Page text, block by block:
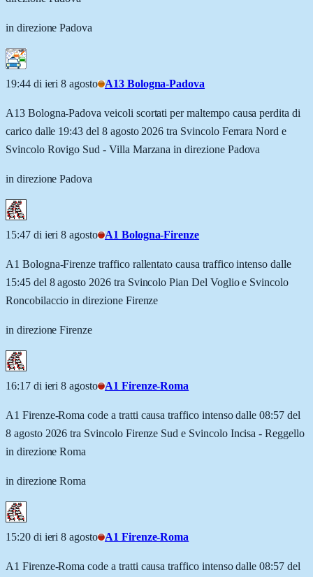
in direzione Padova
19:44 di ieri 8 agosto A13 Bologna-Padova
A13 Bologna-Padova veicoli scortati per maltempo causa perdita di
carico dalle 19:43 del 8 agosto 2026 tra Svincolo Ferrara Nord e
Svincolo Rovigo Sud - Villa Marzana in direzione Padova
in direzione Padova
15:47 di ieri 8 agosto A1 Bologna-Firenze
A1 Bologna-Firenze traffico rallentato causa traffico intenso dalle
15:45 del 8 agosto 2026 tra Svincolo Pian Del Voglio e Svincolo
Roncobilaccio in direzione Firenze
in direzione Firenze
16:17 di ieri 8 agosto A1 Firenze-Roma
A1 Firenze-Roma code a tratti causa traffico intenso dalle 08:57 del
8 agosto 2026 tra Svincolo Firenze Sud e Svincolo Incisa - Reggello
in direzione Roma
in direzione Roma
15:20 di ieri 8 agosto A1 Firenze-Roma
A1 Firenze-Roma code a tratti causa traffico intenso dalle 08:57 del